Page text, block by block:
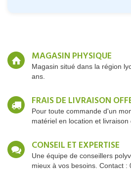
MAGASIN PHYSIQUE
Magasin situé dans la région
ans.
FRAIS DE LIVRAISON
Pour toute commande d'un
matériel en location et livraison
CONSEIL ET EXPERTISE
Une équipe de conseillers
mieux à vos besoins. Contact :